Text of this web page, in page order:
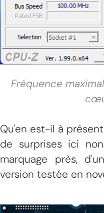
Fréquence
Qu'en est-il à
de surprises ici
marquage près,
version testée en